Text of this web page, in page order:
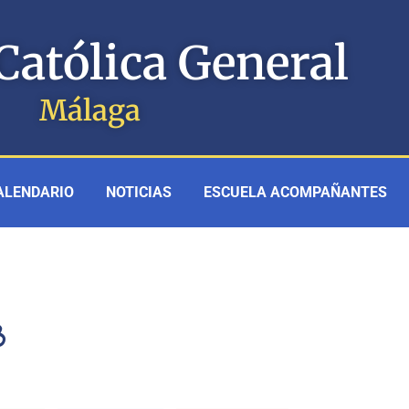
General
Málaga
NOTICIAS ESCUELA ACOMPAÑANTES